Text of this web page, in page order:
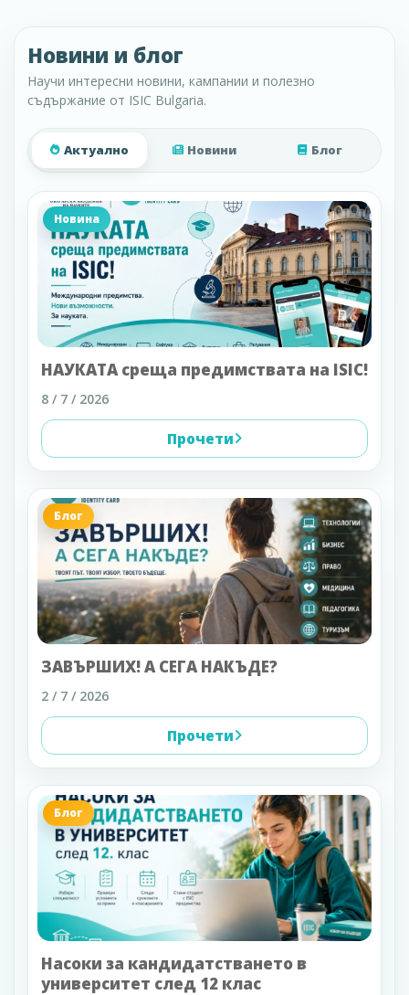
Новини и блог
Научи интересни новини, кампании и полезно
съдържание от ISIC Bulgaria.
Актуално Новини Блог
Новина
НАУКАТА среща предимствата на ISIC!
8 / 7 / 2026
Прочети
Блог
ЗАВЪРШИХ! А СЕГА НАКЪДЕ?
2 / 7 / 2026
Прочети
Блог
Насоки за кандидатстването в
университет след 12 клас